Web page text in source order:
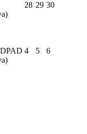
28 29 30
4 5 6